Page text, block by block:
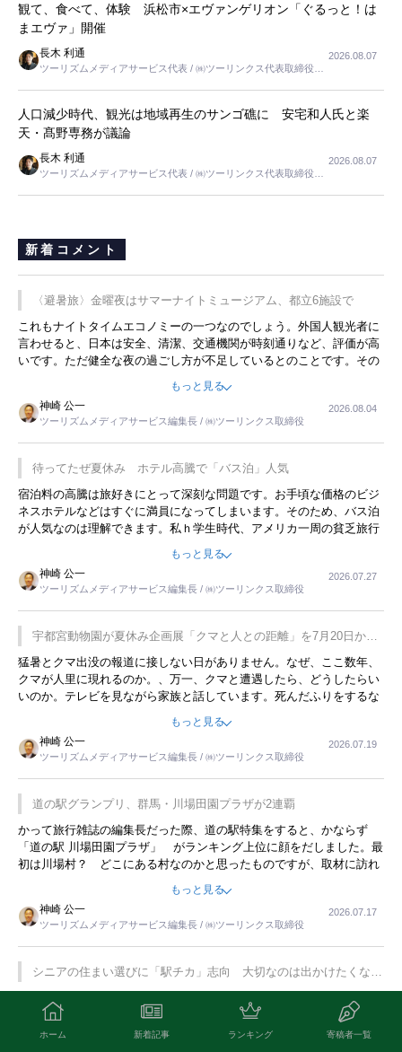
ホーム 新着記事 ランキング 寄稿者一覧
観て、食べて、体験 浜松市×エヴァンゲリオン「ぐるっと！は
まエヴァ」開催
長木 利通
ツーリズムメディアサービス代表 / ㈱ツーリンクス代表取締役社
2026.08.07
人口減少時代、観光は地域再生のサンゴ礁に 安宅和人氏と楽
天・髙野専務が議論
長木 利通
ツーリズムメディアサービス代表 / ㈱ツーリンクス代表取締役社
2026.08.07
新着コメント
〈避暑旅〉金曜夜はサマーナイトミュージアム、都立6施設で
これもナイトタイムエコノミーの一つなのでしょう。外国人観光者に
言わせると、日本は安全、清潔、交通機関が時刻通りなど、評価が高
いです。ただ健全な夜の過ごし方が不足しているとのことです。その
ような意味で、金曜夜にこのようなイベントが行われれば、日本人に
限らず外国人にとっても楽しみが増えるでしょうね。
もっと見る
神崎 公一
ツーリズムメディアサービス編集長 / ㈱ツーリンクス取締役
2026.08.04
待ってたぜ夏休み ホテル高騰で「バス泊」人気
宿泊料の高騰は旅好きにとって深刻な問題です。お手頃な価格のビジ
ネスホテルなどはすぐに満員になってしまいます。そのため、バス泊
が人気なのは理解できます。私ｈ学生時代、アメリカ一周の貧乏旅行
をした時は、移動はグレイハウンドバスでした。夕方から夜の便を利
用してホテル代を浮かせていました。ただし、若いからできたことで
す。若い人が夜行バスで京都に行った、青森に行ったと聞くと、疲れ
が残らないのかなと思ってしまいます。
もっと見る
神崎 公一
ツーリズムメディアサービス編集長 / ㈱ツーリンクス取締役
2026.07.27
宇都宮動物園が夏休み企画展「クマと人との距離」を7月20日から
開催
猛暑とクマ出没の報道に接しない日がありません。なぜ、ここ数年、
クマが人里に現れるのか。、万一、クマと遭遇したら、どうしたらい
いのか。テレビを見ながら家族と話しています。死んだふりをするな
んてことは、冗談でもいえません。そんな中で、この企画展はタイム
もっと見る
神崎 公一
ツーリズムメディアサービス編集長 / ㈱ツーリンクス取締役
2026.07.19
道の駅グランプリ、群馬・川場田園プラザが2連覇
かって旅行雑誌の編集長だった際、道の駅特集をすると、かならず
「道の駅 川場田園プラザ」 がランキング上位に顔をだしました。最
初は川場村？ どこにある村なのかと思ったものですが、取材に訪れ
永井 彰一社長にインタビューしたら、興味深い話が次々が飛び出しま
した。プレゼンも巧みで、今でも思い出すことが２つあります。一つ
は、従業員に東京ディズニーランドを見学させ、サービス業、接客業
の何かを理解してもらっていることです。 もう一つは1800円もする
プレミアムヨーグルトを販売するにあたり、社内に懸念もあったそう
です。永井社長は、駐車場に都内ナンバーの高級外車が停まっている
ことに目をつけ、高級商品でも売れると確信したそうです。今回の記
事を懐かしく読みました。
もっと見る
神崎 公一
ツーリズムメディアサービス編集長 / ㈱ツーリンクス取締役
2026.07.17
シニアの住まい選びに「駅チカ」志向 大切なのは出かけたくなる
暮らし
編集長のひと言 ご寄稿ありがとうございます。身につまされる話で
す。実家で一人暮らしの母がお世話になった施設は最寄り駅からバス
で２０分くらいの立地でした。私の自宅からだと、１時間以上かかり